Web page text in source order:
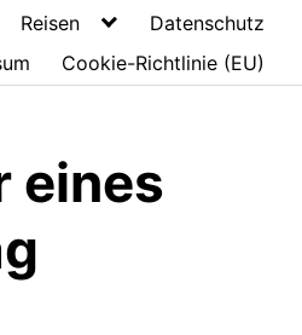
Reisen
Datenschutz
Cookie-Richtlinie (EU)
eines